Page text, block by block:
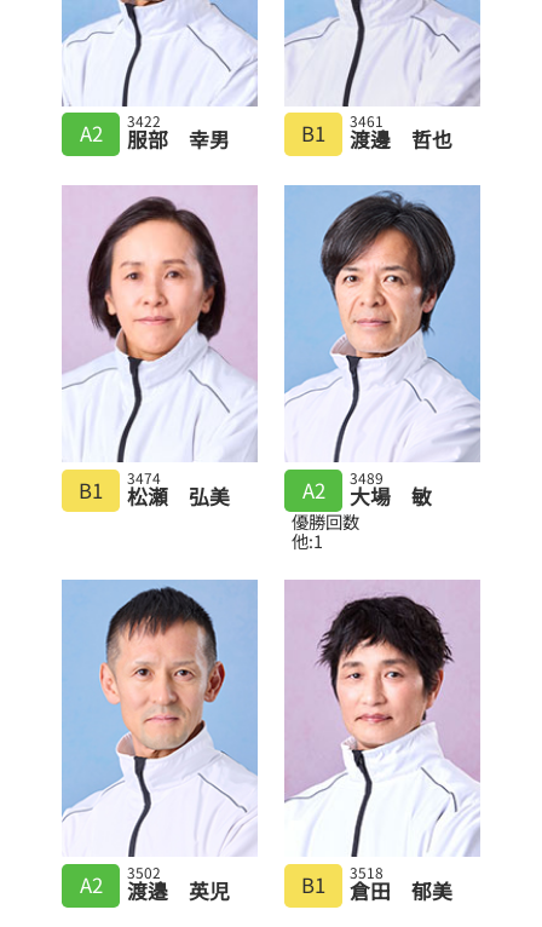
A2 3422
服部 幸男 B1 3461
渡邊 哲也
B1 3474
松瀬 弘美 A2 3489
大場 敏
優勝回数
他:1
A2 3502
渡邉 英児 B1 3518
倉田 郁美